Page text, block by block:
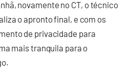
novamente no CT, o técnico
o apronto final, e com os
de privacidade para
mais tranquila para o